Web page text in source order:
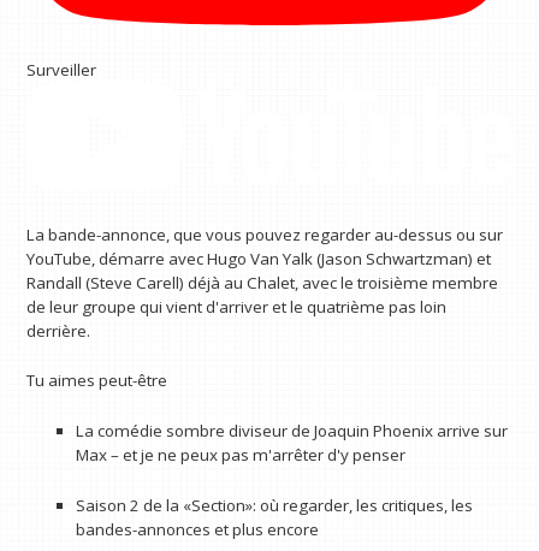
Surveiller
La bande-annonce, que vous pouvez regarder au-dessus ou sur
YouTube, démarre avec Hugo Van Yalk (Jason Schwartzman) et
Randall (Steve Carell) déjà au Chalet, avec le troisième membre
de leur groupe qui vient d'arriver et le quatrième pas loin
derrière.
Tu aimes peut-être
La comédie sombre diviseur de Joaquin Phoenix arrive sur
Max – et je ne peux pas m'arrêter d'y penser
Saison 2 de la «Section»: où regarder, les critiques, les
bandes-annonces et plus encore